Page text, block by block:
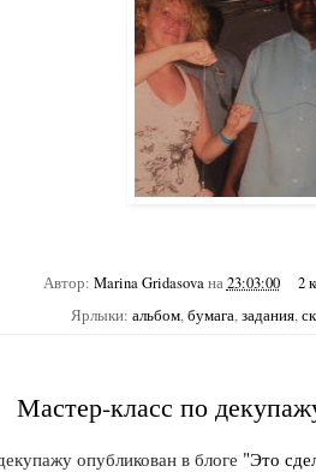
Автор: Marina Gridasovaна23:03:00
2
Ярлыки: альбом,бумага,задания,
Мастер-класс по
опубликован в блоге "Это